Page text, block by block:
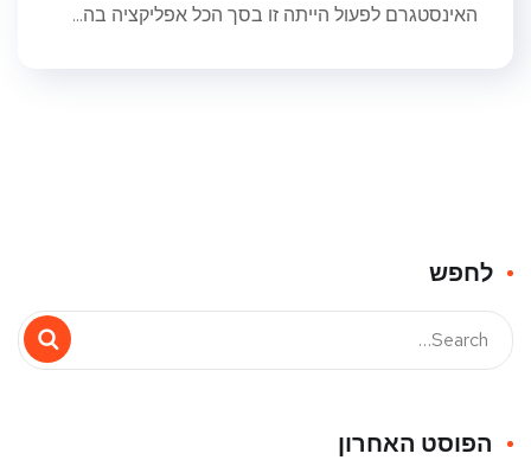
האינסטגרם לפעול הייתה זו בסך הכל אפליקציה בה...
לחפש
הפוסט האחרון